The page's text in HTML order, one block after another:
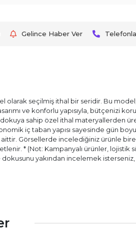
Gelince Haber Ver
seçilmiş ithal bir seridir. Bu
ve konforlu yapısıyla, bütçenizi
sahip özel ithal materyallerden
iç taban yapısı sayesinde gün
Görsellerde incelediğiniz ürünle
* (Not: Kampanyalı ürünler, lojistik
yakından incelemek